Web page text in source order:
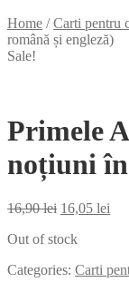
Home /Carti pentru
română și engleză)
Sale!
Primele
noțiuni în
16,90lei 16,05 lei
Out of stock
Categories: Carti